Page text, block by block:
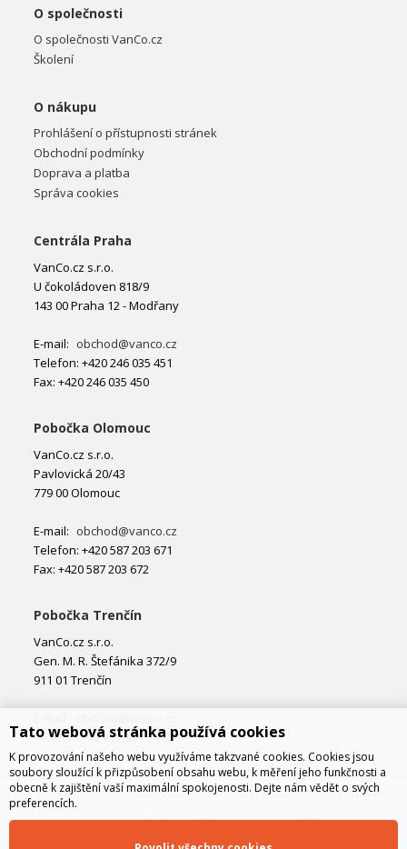
O společnosti
O společnosti VanCo.cz
Školení
O nákupu
Prohlášení o přístupnosti stránek
Obchodní podmínky
Doprava a platba
Správa cookies
Centrála Praha
VanCo.cz s.r.o.
U čokoládoven 818/9
143 00 Praha 12 - Modřany
E-mail: obchod@vanco.cz
Telefon: +420 246 035 451
Fax: +420 246 035 450
Pobočka Olomouc
VanCo.cz s.r.o.
Pavlovická 20/43
779 00 Olomouc
E-mail: obchod@vanco.cz
Telefon: +420 587 203 671
Fax: +420 587 203 672
Pobočka Trenčín
VanCo.cz s.r.o.
Gen. M. R. Štefánika 372/9
911 01 Trenčín
Telefon: +421 32 877 74 02
Tato webová stránka používá cookies
K provozování našeho webu využíváme takzvané cookies. Cookies jsou
soubory sloužící k přizpůsobení obsahu webu, k měření jeho funkčnosti a
obecně k zajištění vaší maximální spokojenosti. Dejte nám vědět o svých
preferencích.